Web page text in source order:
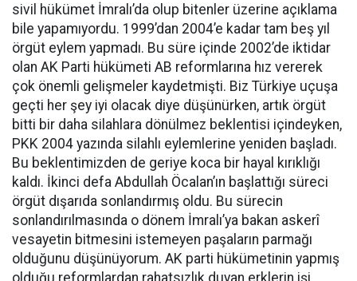
sivil hükümet İmralı’da olup bitenler üzerine açıklama
bile yapamıyordu. 1999’dan 2004’e kadar tam beş yıl
örgüt eylem yapmadı. Bu süre içinde 2002’de iktidar
olan AK Parti hükümeti AB reformlarına hız vererek
çok önemli gelişmeler kaydetmişti. Biz Türkiye uçuşa
geçti her şey iyi olacak diye düşünürken, artık örgüt
bitti bir daha silahlara dönülmez beklentisi içindeyken,
PKK 2004 yazında silahlı eylemlerine yeniden başladı.
Bu beklentimizden de geriye koca bir hayal kırıklığı
kaldı. İkinci defa Abdullah Öcalan’ın başlattığı süreci
örgüt dışarıda sonlandırmış oldu. Bu sürecin
sonlandırılmasında o dönem İmralı’ya bakan askerî
vesayetin bitmesini istemeyen paşaların parmağı
olduğunu düşünüyorum. AK parti hükümetinin yapmış
olduğu reformlardan rahatsızlık duyan erklerin işi